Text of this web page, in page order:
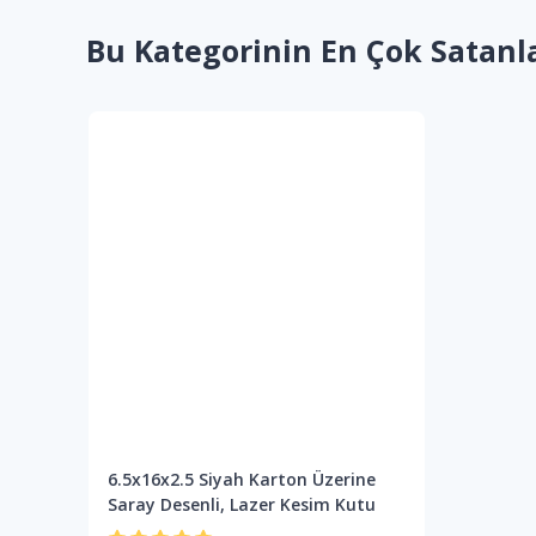
Bu Kategorinin En Çok
6.5x16x2.5 Siyah Karton Üzerine
Saray Desenli, Lazer Kesim Kutu